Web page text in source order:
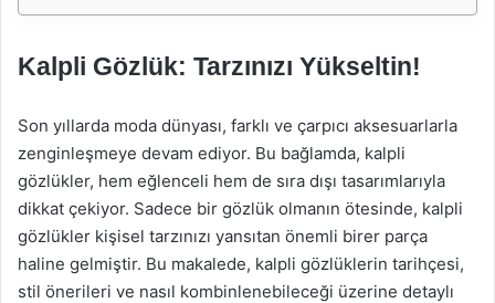
Kalpli Gözlük: Tarzınızı Yükseltin!
Son yıllarda moda dünyası, farklı ve çarpıcı aksesuarlarla
zenginleşmeye devam ediyor. Bu bağlamda, kalpli
gözlükler, hem eğlenceli hem de sıra dışı tasarımlarıyla
dikkat çekiyor. Sadece bir gözlük olmanın ötesinde, kalpli
gözlükler kişisel tarzınızı yansıtan önemli birer parça
haline gelmiştir. Bu makalede, kalpli gözlüklerin tarihçesi,
stil önerileri ve nasıl kombinlenebileceği üzerine detaylı